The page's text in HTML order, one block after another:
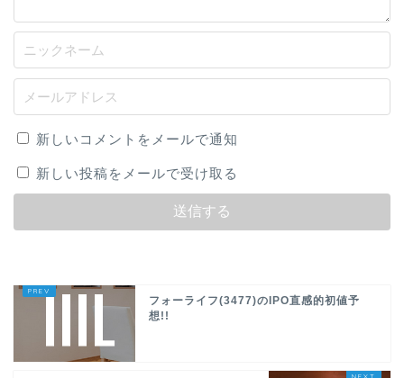
新しいコメントをメールで通知
新しい投稿をメールで受け取る
フォーライフ(3477)のIPO直感的初値予
想!!